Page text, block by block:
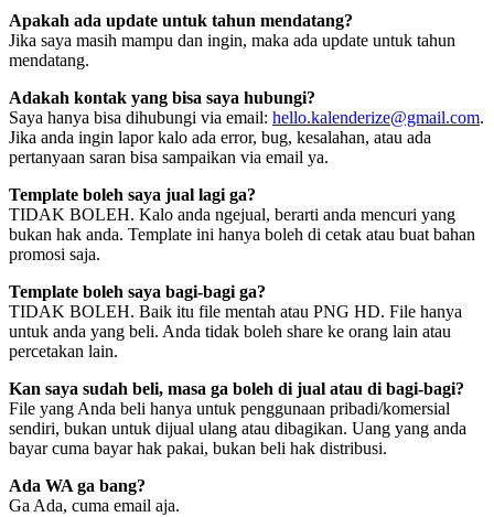
Apakah ada update untuk tahun mendatang?
Jika saya masih mampu dan ingin, maka ada update untuk tahun
mendatang.
Adakah kontak yang bisa saya hubungi?
Saya hanya bisa dihubungi via email: hello.kalenderize@gmail.com.
Jika anda ingin lapor kalo ada error, bug, kesalahan, atau ada
pertanyaan saran bisa sampaikan via email ya.
Template boleh saya jual lagi ga?
TIDAK BOLEH. Kalo anda ngejual, berarti anda mencuri yang
bukan hak anda. Template ini hanya boleh di cetak atau buat bahan
promosi saja.
Template boleh saya bagi-bagi ga?
TIDAK BOLEH. Baik itu file mentah atau PNG HD. File hanya
untuk anda yang beli. Anda tidak boleh share ke orang lain atau
percetakan lain.
Kan saya sudah beli, masa ga boleh di jual atau di bagi-bagi?
File yang Anda beli hanya untuk penggunaan pribadi/komersial
sendiri, bukan untuk dijual ulang atau dibagikan. Uang yang anda
bayar cuma bayar hak pakai, bukan beli hak distribusi.
Ada WA ga bang?
Ga Ada, cuma email aja.